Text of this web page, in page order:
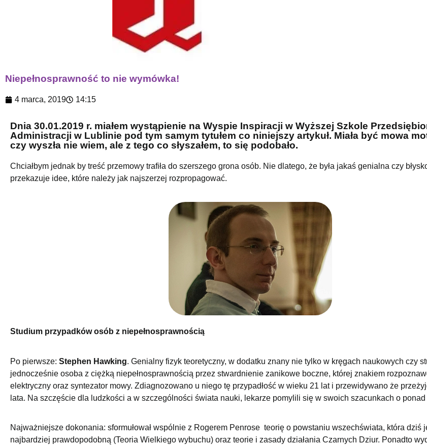
Niepełnosprawność to nie wymówka!
4 marca, 2019 14:15
Dnia 30.01.2019 r. miałem wystąpienie na Wyspie Inspiracji w Wyższej Szkole
Administracji w Lublinie pod tym samym tytułem co niniejszy artykuł. Miała być mowa
czy wyszła nie wiem, ale z tego co słyszałem, to się podobało.
Chciałbym jednak by treść przemowy trafiła do szerszego grona osób. Nie dlatego, że była jakaś genialna czy
przekazuje idee, które należy jak najszerzej rozpropagować.
Studium przypadków osób z niepełnosprawnością
Po pierwsze: Stephen Hawking. Genialny fizyk teoretyczny, w dodatku znany nie tylko w kręgach naukowych czy
jednocześnie osoba z ciężką niepełnosprawnością przez stwardnienie zanikowe boczne, której znakiem
elektryczny oraz syntezator mowy. Zdiagnozowano u niego tę przypadłość w wieku 21 lat i przewidywano że
lata. Na szczęście dla ludzkości a w szczególności świata nauki, lekarze pomylili się w swoich szacunkach o ponad
Najważniejsze dokonania: sformułował wspólnie z Rogerem Penrose teorię o powstaniu wszechświata, która dziś
najbardziej prawdopodobną (Teoria Wielkiego wybuchu) oraz teorie i zasady działania Czarnych Dziur. Ponadto